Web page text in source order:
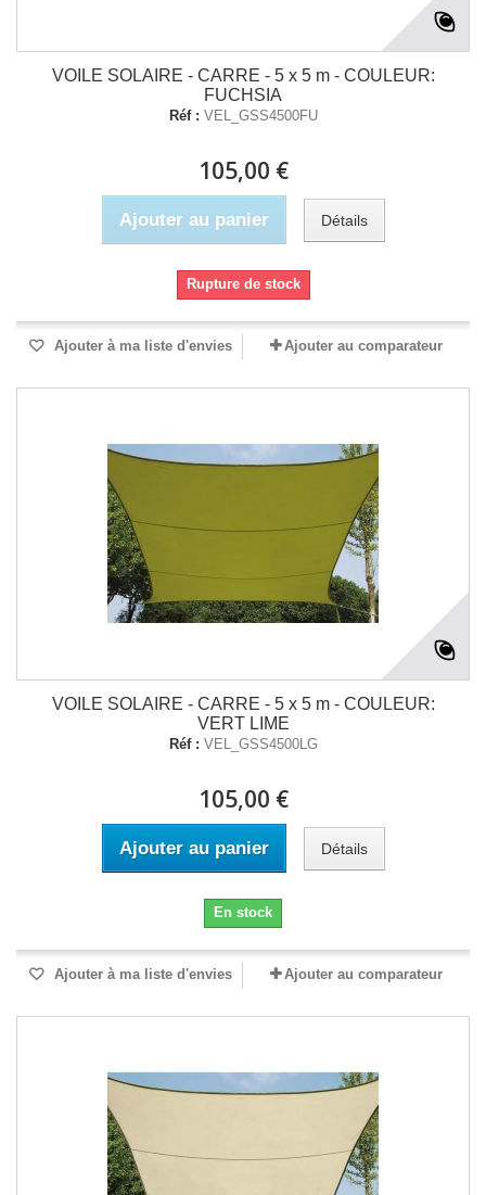
VOILE SOLAIRE - CARRE - 5 x 5 m - COULEUR:
FUCHSIA
Réf : VEL_GSS4500FU
105,00 €
Ajouter au panier Détails
Rupture de stock
Ajouter à ma liste d'envies Ajouter au comparateur
VOILE SOLAIRE - CARRE - 5 x 5 m - COULEUR:
VERT LIME
Réf : VEL_GSS4500LG
105,00 €
Ajouter au panier Détails
En stock
Ajouter à ma liste d'envies Ajouter au comparateur